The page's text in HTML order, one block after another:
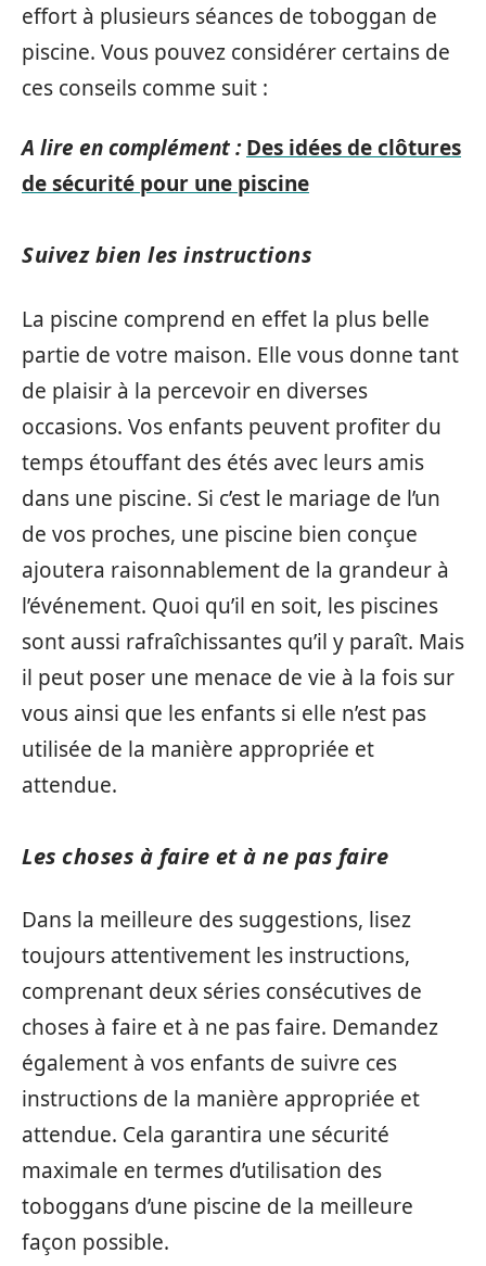
effort à plusieurs séances de toboggan de
piscine. Vous pouvez considérer certains de
ces conseils comme suit :
A lire en complément : Des idées de clôtures
de sécurité pour une piscine
Suivez bien les instructions
La piscine comprend en effet la plus belle
partie de votre maison. Elle vous donne tant
de plaisir à la percevoir en diverses
occasions. Vos enfants peuvent profiter du
temps étouffant des étés avec leurs amis
dans une piscine. Si c’est le mariage de l’un
de vos proches, une piscine bien conçue
ajoutera raisonnablement de la grandeur à
l’événement. Quoi qu’il en soit, les piscines
sont aussi rafraîchissantes qu’il y paraît. Mais
il peut poser une menace de vie à la fois sur
vous ainsi que les enfants si elle n’est pas
utilisée de la manière appropriée et
attendue.
Les choses à faire et à ne pas faire
Dans la meilleure des suggestions, lisez
toujours attentivement les instructions,
comprenant deux séries consécutives de
choses à faire et à ne pas faire. Demandez
également à vos enfants de suivre ces
instructions de la manière appropriée et
attendue. Cela garantira une sécurité
maximale en termes d’utilisation des
toboggans d’une piscine de la meilleure
façon possible.